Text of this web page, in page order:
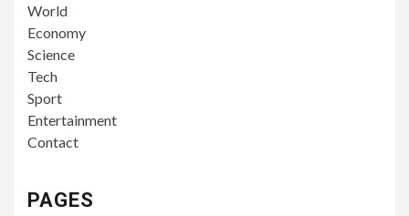
World
Economy
Science
Tech
Sport
Entertainment
Contact
PAGES